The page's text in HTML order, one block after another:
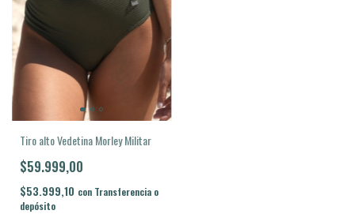
Tiro alto Vedetina Morley Militar
$59.999,00
$53.999,10 con Transferencia o
depósito